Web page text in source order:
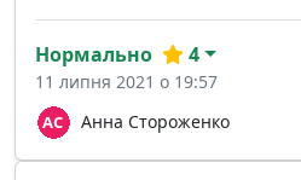
Анна Стороженко
Нормально 4
11 липня 2021 о 19:57